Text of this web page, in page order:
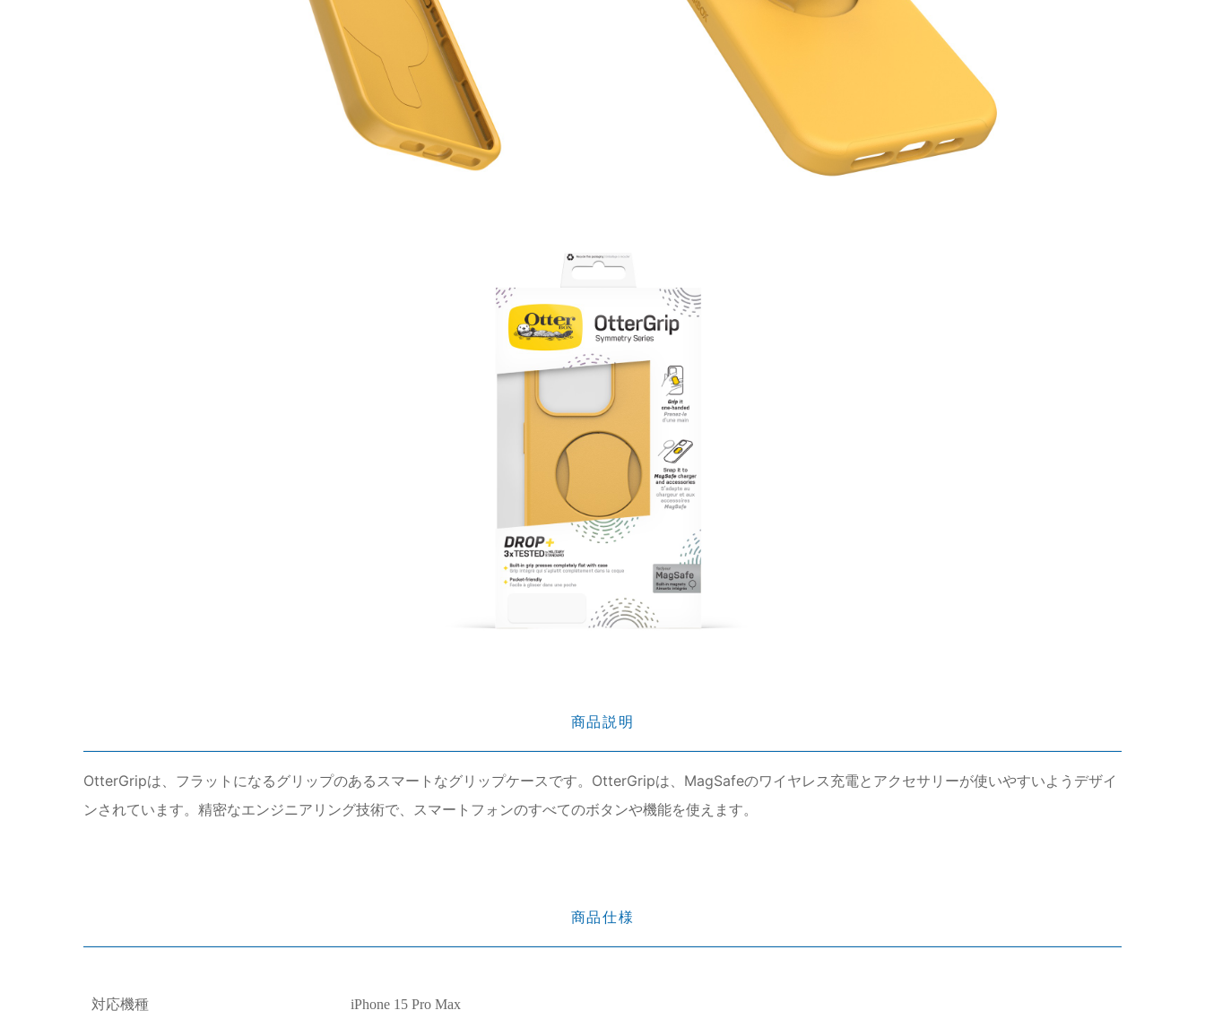
商品説明
OtterGripは、フラットになるグリップのあるスマートなグリップケースです。OtterGripは、MagSafeのワイヤレス充電とアクセサリーが使いやすいようデザイ
ンされています。精密なエンジニアリング技術で、スマートフォンのすべてのボタンや機能を使えます。
商品仕様
対応機種 iPhone 15 Pro Max